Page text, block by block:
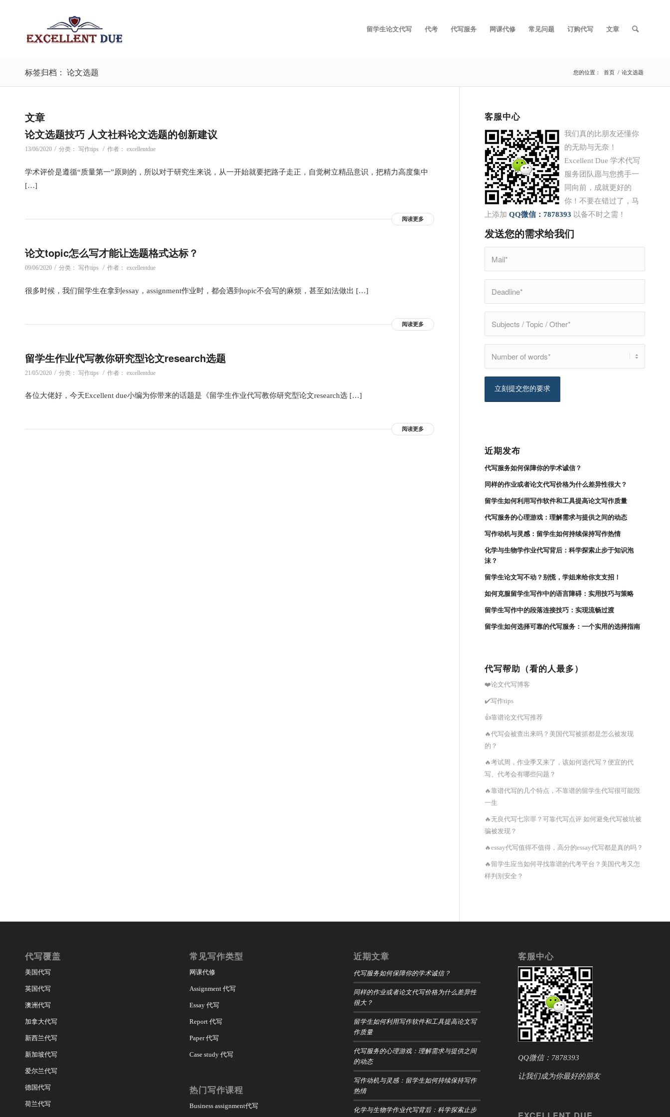
留学生论文代写 代考 代写服务 网课代修 常见问题 订购代写 文章
标签归档： 论文选题 您的位置： 首页 / 论文选题
文章
论文选题技巧 人文社科论文选题的创新建议
13/06/2020 / 分类： 写作tips / 作者： excellentdue
学术评价是遵循“质量第一”原则的，所以对于研究生来说，从一开始就要把路子走正，自觉树立精品意识，把精力高度集中
[…]
阅读更多
论文topic怎么写才能让选题格式达标？
09/06/2020 / 分类： 写作tips / 作者： excellentdue
很多时候，我们留学生在拿到essay，assignment作业时，都会遇到topic不会写的麻烦，甚至如法做出 […]
阅读更多
留学生作业代写教你研究型论文research选题
21/05/2020 / 分类： 写作tips / 作者： excellentdue
各位大佬好，今天Excellent due小编为你带来的话题是《留学生作业代写教你研究型论文research选 […]
阅读更多
客服中心
我们真的比朋友还懂你
的无助与无奈！
Excellent Due 学术代写
服务团队愿与您携手一
同向前，成就更好的
你！不要在错过了，马
上添加 QQ微信：7878393 以备不时之需！
发送您的需求给我们
近期发布
代写服务如何保障你的学术诚信？
同样的作业或者论文代写价格为什么差异性很大？
留学生如何利用写作软件和工具提高论文写作质量
代写服务的心理游戏：理解需求与提供之间的动态
写作动机与灵感：留学生如何持续保持写作热情
化学与生物学作业代写背后：科学探索止步于知识泡
沫？
留学生论文写不动？别慌，学姐来给你支支招！
如何克服留学生写作中的语言障碍：实用技巧与策略
留学生写作中的段落连接技巧：实现流畅过渡
留学生如何选择可靠的代写服务：一个实用的选择指南
代写帮助（看的人最多）
❤️论文代写博客
✔️写作tips
👍靠谱论文代写推荐
🔥代写会被查出来吗？美国代写被抓都是怎么被发现
的？
🔥考试周，作业季又来了，该如何选代写？便宜的代
写、代考会有哪些问题？
🔥靠谱代写的几个特点，不靠谱的留学生代写很可能毁
一生
🔥无良代写七宗罪？可靠代写点评 如何避免代写被坑被
骗被发现？
🔥essay代写值得不值得，高分的essay代写都是真的吗？
🔥留学生应当如何寻找靠谱的代考平台？美国代考又怎
样判别安全？
代写覆盖
美国代写
英国代写
澳洲代写
加拿大代写
新西兰代写
新加坡代写
爱尔兰代写
德国代写
荷兰代写
常见写作类型
网课代修
Assignment 代写
Essay 代写
Report 代写
Paper 代写
Case study 代写
热门写作课程
Business assignment代写
近期文章
代写服务如何保障你的学术诚信？
同样的作业或者论文代写价格为什么差异性
很大？
留学生如何利用写作软件和工具提高论文写
作质量
代写服务的心理游戏：理解需求与提供之间
的动态
写作动机与灵感：留学生如何持续保持写作
热情
化学与生物学作业代写背后：科学探索止步
客服中心
QQ微信：7878393
让我们成为你最好的朋友